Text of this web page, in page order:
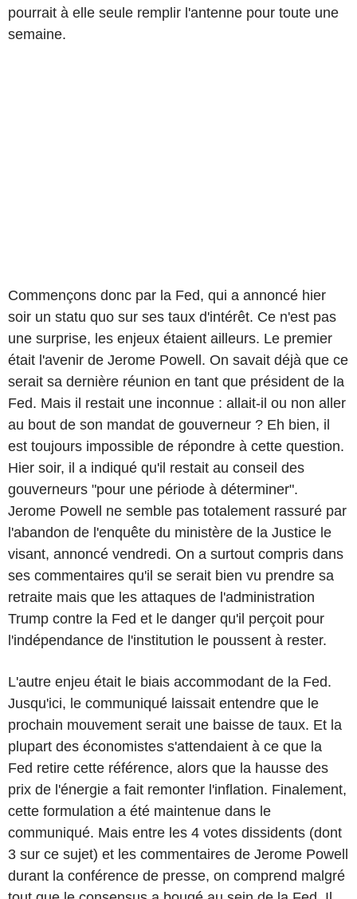
pourrait à elle seule remplir l'antenne pour toute une
semaine.
Commençons donc par la Fed, qui a annoncé hier
soir un statu quo sur ses taux d'intérêt. Ce n'est pas
une surprise, les enjeux étaient ailleurs. Le premier
était l'avenir de Jerome Powell. On savait déjà que ce
serait sa dernière réunion en tant que président de la
Fed. Mais il restait une inconnue : allait-il ou non aller
au bout de son mandat de gouverneur ? Eh bien, il
est toujours impossible de répondre à cette question.
Hier soir, il a indiqué qu'il restait au conseil des
gouverneurs "pour une période à déterminer".
Jerome Powell ne semble pas totalement rassuré par
l'abandon de l'enquête du ministère de la Justice le
visant, annoncé vendredi. On a surtout compris dans
ses commentaires qu'il se serait bien vu prendre sa
retraite mais que les attaques de l'administration
Trump contre la Fed et le danger qu'il perçoit pour
l'indépendance de l'institution le poussent à rester.
L'autre enjeu était le biais accommodant de la Fed.
Jusqu'ici, le communiqué laissait entendre que le
prochain mouvement serait une baisse de taux. Et la
plupart des économistes s'attendaient à ce que la
Fed retire cette référence, alors que la hausse des
prix de l'énergie a fait remonter l'inflation. Finalement,
cette formulation a été maintenue dans le
communiqué. Mais entre les 4 votes dissidents (dont
3 sur ce sujet) et les commentaires de Jerome Powell
durant la conférence de presse, on comprend malgré